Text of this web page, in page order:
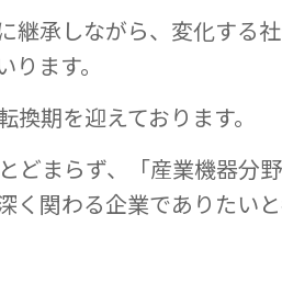
継承しながら、変化する
ます。
期を迎えております。
どまらず、「産業機器分
く関わる企業でありたい